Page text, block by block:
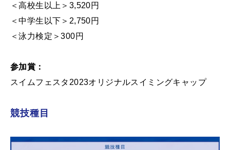
＜高校生以上＞3,520円
＜中学生以下＞2,750円
＜泳力検定＞300円
参加賞：
スイムフェスタ2023オリジナルスイミングキャップ
競技種目